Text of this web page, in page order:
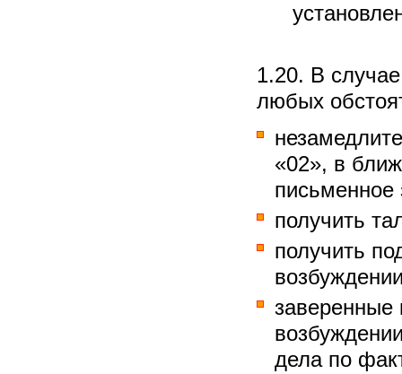
1.20. В
любых
«02», в
письменное
получить
получить
заверенные
дела по